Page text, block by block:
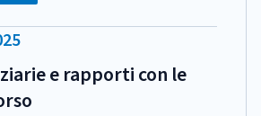
e rapporti con le